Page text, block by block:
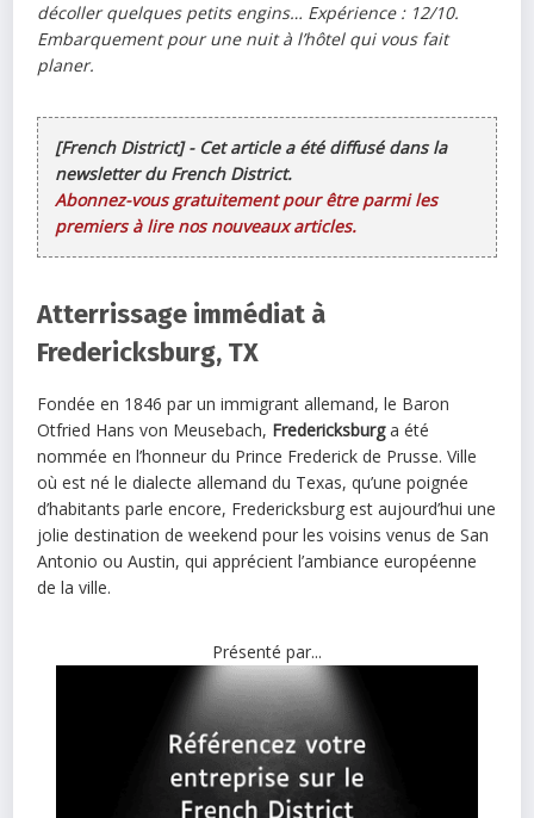
décoller quelques petits engins… Expérience : 12/10.
Embarquement pour une nuit à l’hôtel qui vous fait
planer.
[French District] - Cet article a été diffusé dans la
newsletter du French District.
Abonnez-vous gratuitement pour être parmi les
premiers à lire nos nouveaux articles.
Atterrissage immédiat à
Fredericksburg, TX
Fondée en 1846 par un immigrant allemand, le Baron
Otfried Hans von Meusebach, Fredericksburga été
nommée en l’honneur du Prince Frederick de Prusse. Ville
où est né le dialecte allemand du Texas, qu’une poignée
d’habitants parle encore, Fredericksburg est aujourd’hui une
jolie destination de weekend pour les voisins venus de San
Antonio ou Austin, qui apprécient l’ambiance européenne
de la ville.
Présenté par...